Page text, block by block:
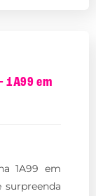
1A99 em
1A99 em
surpreenda